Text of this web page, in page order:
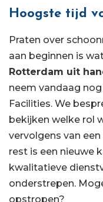
Hoogste tijd
Praten over
aan beginnen is
Rotterdam uit
neem vandaag nog
Facilities. We
bekijken welke rol
vervolgens van
rest is een nieuwe
kwalitatieve
onderstrepen.
opstropen?